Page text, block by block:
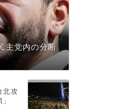
主党内の分断
北攻